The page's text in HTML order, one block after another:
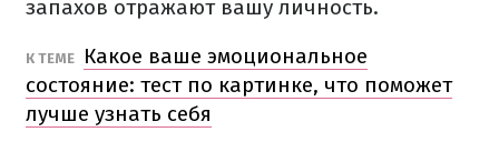
запахов отражают вашу личность.
К ТЕМЕ
Какое ваше эмоциональное
состояние: тест по картинке, что поможет
лучше узнать себя